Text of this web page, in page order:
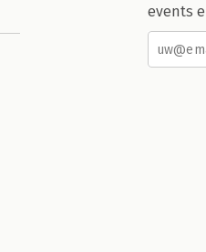
events